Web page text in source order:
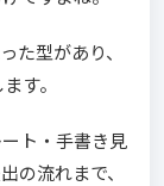
た型があり、
ます。
ト・手書き見
の流れまで、